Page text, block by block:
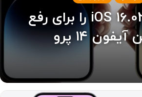
اپل آپدیت iOS 16.02 را برای رفع
لرزش دوربین آیفون ۱۴ پرو